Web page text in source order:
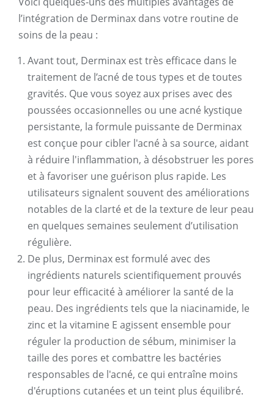
l’intégration de Derminax dans votre routine de
soins de la peau :
Avant tout, Derminax est très efficace dans le
traitement de l’acné de tous types et de toutes
gravités. Que vous soyez aux prises avec des
poussées occasionnelles ou une acné kystique
persistante, la formule puissante de Derminax
est conçue pour cibler l'acné à sa source, aidant
à réduire l'inflammation, à désobstruer les pores
et à favoriser une guérison plus rapide. Les
utilisateurs signalent souvent des améliorations
notables de la clarté et de la texture de leur peau
en quelques semaines seulement d’utilisation
régulière.
De plus, Derminax est formulé avec des
ingrédients naturels scientifiquement prouvés
pour leur efficacité à améliorer la santé de la
peau. Des ingrédients tels que la niacinamide, le
zinc et la vitamine E agissent ensemble pour
réguler la production de sébum, minimiser la
taille des pores et combattre les bactéries
responsables de l'acné, ce qui entraîne moins
d'éruptions cutanées et un teint plus équilibré.